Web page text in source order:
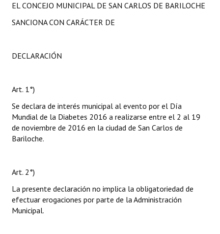
EL CONCEJO MUNICIPAL DE SAN CARLOS DE BARILOCHE
SANCIONA CON CARÁCTER DE
DECLARACIÓN
Art. 1°)
Se declara de interés municipal al evento por el Día
Mundial de la Diabetes 2016 a realizarse entre el 2 al 19
de noviembre de 2016 en la ciudad de San Carlos de
Bariloche.
Art. 2°)
La presente declaración no implica la obligatoriedad de
efectuar erogaciones por parte de la Administración
Municipal.